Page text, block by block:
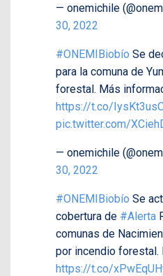
— onemichile
30, 2022
#ONEMIBiobío Se
para la comuna de
forestal. Más
https://t.co/
pic.twitter.com/
— onemichile
30, 2022
#ONEMIBiobío Se
cobertura de #Alerta
comunas de
por incendio forestal.
https://t.co/